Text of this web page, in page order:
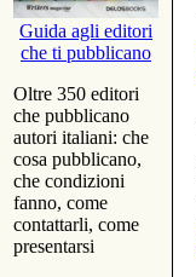
Guida agli editori
che ti pubblicano
Oltre 350 editori
che pubblicano
autori italiani: che
cosa pubblicano,
che condizioni
fanno, come
contattarli, come
presentarsi